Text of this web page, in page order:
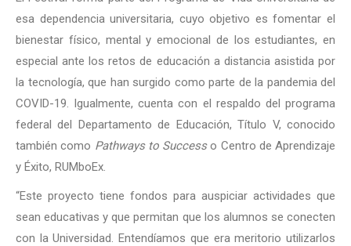
esa dependencia universitaria, cuyo objetivo es fomentar el
bienestar físico, mental y emocional de los estudiantes, en
especial ante los retos de educación a distancia asistida por
la tecnología, que han surgido como parte de la pandemia del
COVID-19. Igualmente, cuenta con el respaldo del programa
federal del Departamento de Educación, Título V, conocido
también como Pathways to Successo Centro de Aprendizaje
y Éxito, RUMboEx.
“Este proyecto tiene fondos para auspiciar actividades que
sean educativas y que permitan que los alumnos se conecten
con la Universidad. Entendíamos que era meritorio utilizarlos